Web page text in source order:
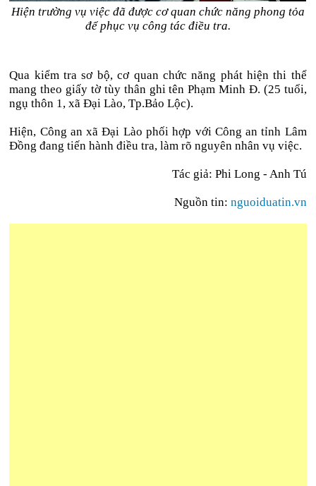
Hiện trường vụ việc đã được cơ quan chức năng phong tỏa
để phục vụ công tác điều tra.
Qua kiểm tra sơ bộ, cơ quan chức năng phát hiện thi thể
mang theo giấy tờ tùy thân ghi tên Phạm Minh Đ. (25 tuổi,
ngụ thôn 1, xã Đại Lào, Tp.Bảo Lộc).
Hiện, Công an xã Đại Lào phối hợp với Công an tỉnh Lâm
Đồng đang tiến hành điều tra, làm rõ nguyên nhân vụ việc.
Tác giả: Phi Long - Anh Tú
Nguồn tin: nguoiduatin.vn